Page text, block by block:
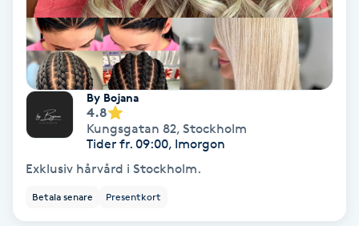
Färgning
Föning
Gel naglar
Gelenaglar
Gellack
By Bojana
4.8
Kungsgatan 82, Stockholm
Tider fr. 09:00, Imorgon
Exklusiv hårvård i Stockholm.
Betala senare Presentkort